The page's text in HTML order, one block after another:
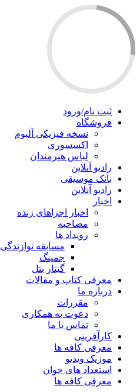
ثبت نام/ورود
فروشگاه
نسخه فیزیکی آلبوم
اکسسوری
لباس هنرمندان
رادیو آنلاین
بانک موسیقی
رادیو آنلاین
اخبار
اخبار اجراهای زنده
مصاحبه
رویداد ها
مسابقه نوازندگی
جمینگ
گیتار بتل
معرفی کتاب و مقالات
درباره ما
مقررات
دعوت به همکاری
تماس با ما
کارآفرینی
معرفی کافه ها
موزیک ویدیو
استعداد های جوان
معرفی کافه ها